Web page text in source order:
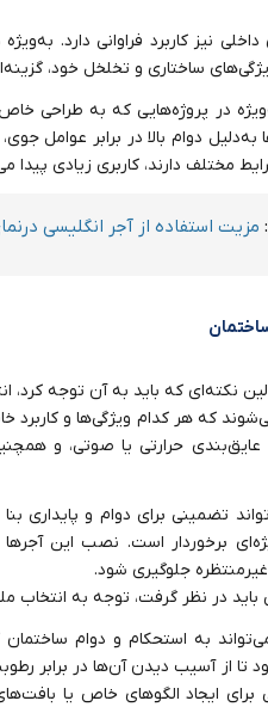
نیز کاربرد فراوانی دارد.
ساختاری و تخلخل خود،
در پروژه‌هایی که به طراحی
به‌دلیل دوام بالا در برابر عوامل
مختلف دارند، کاربری زیادی پیدا
مزیت استفاده از آجر انگلیسی
نکته‌ای که باید به آن توجه کرد،
که هر کدام ویژگی‌ها و کاربرد خاص
عایق‌بندی حرارتی یا صوتی، و
تضمینی برای دوام و پایداری
برخوردار است. نصب این آجرها
جلوگیری شود.
باید در نظر گرفت، توجه به
می‌تواند به استحکام و دوام
از آسیب دیدن آن‌ها در برابر
برای ایجاد الگوهای خاص یا